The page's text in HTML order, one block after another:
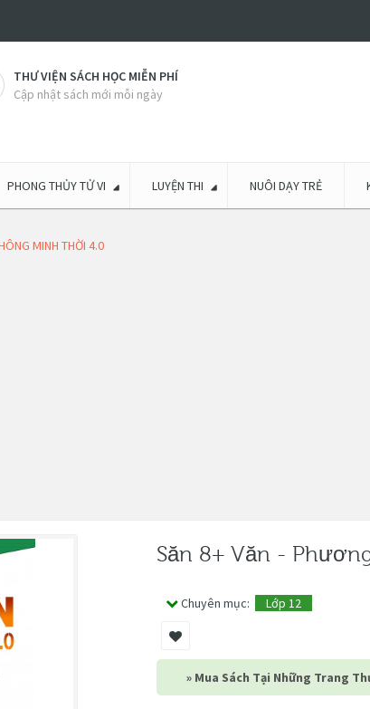
THƯ VIỆN SÁCH HỌC MIỄN PHÍ
Cập nhật sách mới mỗi ngày
PHONG THỦY TỬ VI LUYỆN THI NUÔI DẠY TRẺ
MINH THỜI 4.0
Săn 8+ Văn -
Chuyên mục: Lớp 12
» Mua Sách Tại Những Trang